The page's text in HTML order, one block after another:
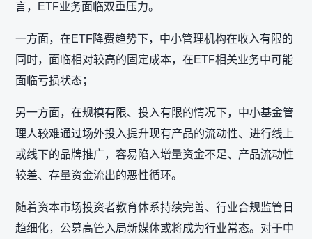
言，ETF业务面临双重压力。
一方面，在ETF降费趋势下，中小管理机构在收入有限的
同时，面临相对较高的固定成本，在ETF相关业务中可能
面临亏损状态；
另一方面，在规模有限、投入有限的情况下，中小基金管
理人较难通过场外投入提升现有产品的流动性、进行线上
或线下的品牌推广，容易陷入增量资金不足、产品流动性
较差、存量资金流出的恶性循环。
随着资本市场投资者教育体系持续完善、行业合规监管日
趋细化，公募高管入局新媒体或将成为行业常态。对于中